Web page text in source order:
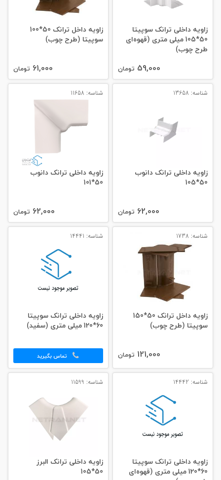
زاویه داخلی ترانک سوپیتا
50*105 میلی‌ متری (قهوه‌ای
طرح چوب)
59,000 تومان
زاویه داخل ترانک 50*100
سوپیتا (طرح چوب)
61,000 تومان
شناسه: 13658
زاویه داخلی ترانک دانوب
50*105
62,000 تومان
شناسه: 11658
زاویه داخلی ترانک دانوب
50*101
62,000 تومان
شناسه: 1738
زاویه داخل ترانک 50*150
سوپیتا (طرح چوب)
121,000 تومان
شناسه: 14441
زاویه داخلی ترانک سوپیتا
60*120 میلی‌ متری (سفید)
تماس بگیرید
شناسه: 14442
زاویه داخلی ترانک سوپیتا
60*120 میلی‌ متری (قهوه‌ای
شناسه: 11599
زاویه داخلی ترانک البرز
50*105